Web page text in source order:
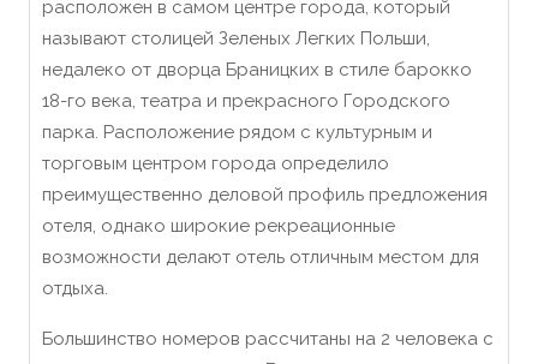
расположен в самом центре города, который
называют столицей Зеленых Легких Польши,
недалеко от дворца Браницких в стиле барокко
18-го века, театра и прекрасного Городского
парка. Расположение рядом с культурным и
торговым центром города определило
преимущественно деловой профиль предложения
отеля, однако широкие рекреационные
возможности делают отель отличным местом для
отдыха.
Большинство номеров рассчитаны на 2 человека с